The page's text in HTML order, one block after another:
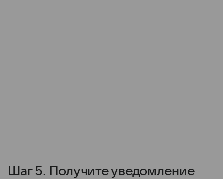
Шаг 5. Получите уведомление